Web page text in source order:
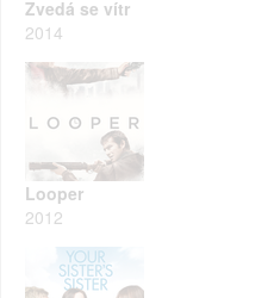
Zvedá se vítr
2014
Looper
2012